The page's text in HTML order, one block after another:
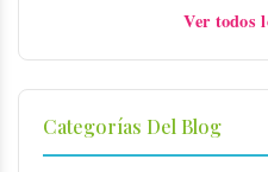
Ver todos
Categorías Del Blog